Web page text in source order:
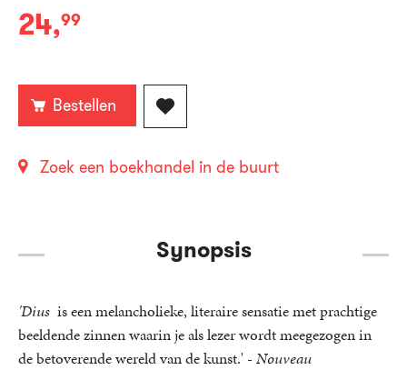
Paperback:
24,99
Bestellen
Zoek een boekhandel in de buurt
Synopsis
'Dius is een melancholieke, literaire sensatie met prachtige
beeldende zinnen waarin je als lezer wordt meegezogen in
de betoverende wereld van de kunst.' - Nouveau